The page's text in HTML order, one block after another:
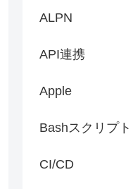
ALPN
API連携
Apple
Bashスクリプト
CI/CD